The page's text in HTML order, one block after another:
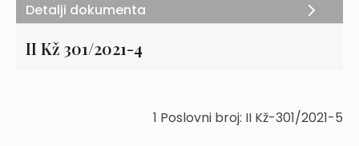
II Kž 301/2021-4
1 Poslovni broj: II Kž-301/2021-5
Detalji dokumenta